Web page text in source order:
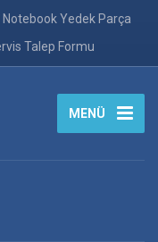
Yedek Parça
Talep Formu
MENÜ